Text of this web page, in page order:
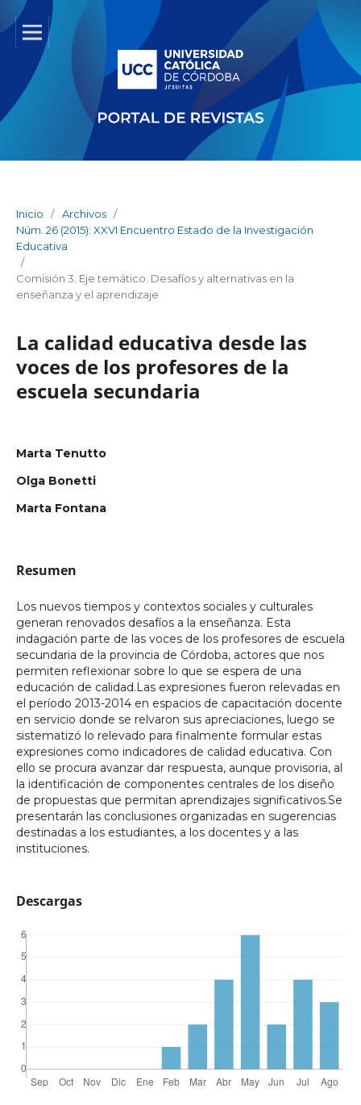
Inicio / Archivos /
Núm. 26 (2015): XXVI Encuentro Estado de la Investigación
Educativa
/
Comisión 3. Eje temático. Desafíos y alternativas en la
enseñanza y el aprendizaje
La calidad educativa desde las
voces de los profesores de la
escuela secundaria
Marta Tenutto
Olga Bonetti
Marta Fontana
Resumen
Los nuevos tiempos y contextos sociales y culturales
generan renovados desafíos a la enseñanza. Esta
indagación parte de las voces de los profesores de escuela
secundaria de la provincia de Córdoba, actores que nos
permiten reflexionar sobre lo que se espera de una
educación de calidad.Las expresiones fueron relevadas en
el período 2013-2014 en espacios de capacitación docente
en servicio donde se relvaron sus apreciaciones, luego se
sistematizó lo relevado para finalmente formular estas
expresiones como indicadores de calidad educativa. Con
ello se procura avanzar dar respuesta, aunque provisoria, al
la identificación de componentes centrales de los diseño
de propuestas que permitan aprendizajes significativos.Se
presentarán las conclusiones organizadas en sugerencias
destinadas a los estudiantes, a los docentes y a las
instituciones.
Descargas